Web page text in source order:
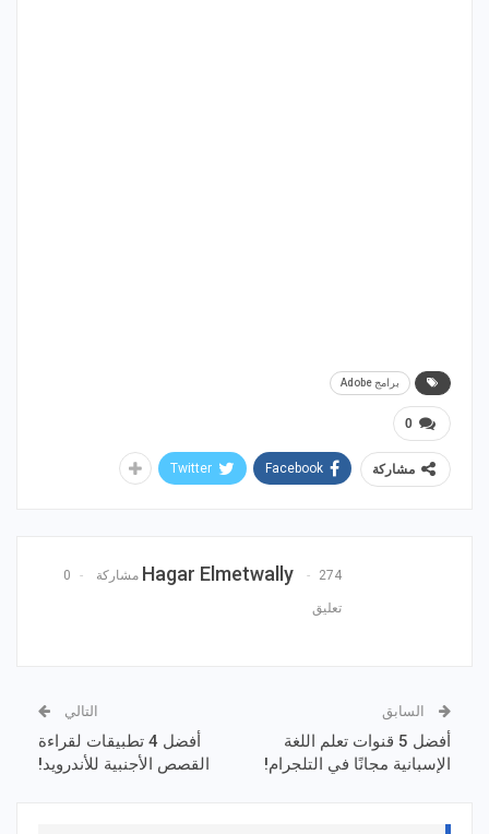
برامج Adobe
0
مشاركة Facebook
Twitter
Hagar Elmetwally 274 مشاركة 0
تعليق
السابق
أفضل 5 قنوات تعلم اللغة
الإسبانية مجانًا في التلجرام!
التالي
أفضل 4 تطبيقات لقراءة
القصص الأجنبية للأندرويد!